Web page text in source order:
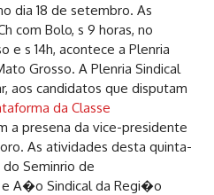
dia 18 de setembro. As
com Bolo, s 9 horas, no
e s 14h, acontece a Plenria
Grosso. A Plenria Sindical
aos candidatos que disputam
da Classe
a presena da vice-presidente
As atividades desta quinta-
Seminrio de
A�o Sindical da Regi�o